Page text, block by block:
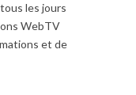
les jours
WebTV
et de